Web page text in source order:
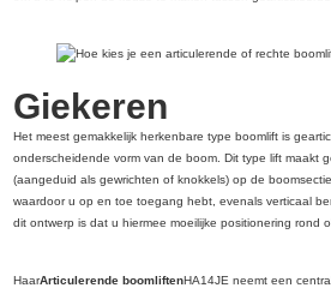
Giekeren
Het meest gemakkelijk herkenbare type boomlift is
onderscheidende vorm van de boom. Dit type lift maakt
(aangeduid als gewrichten of knokkels) op de
waardoor u op en toe toegang hebt, evenals verticaal
dit ontwerp is dat u hiermee moeilijke positionering rond
HaarArticulerende boomliftenHA14JE neemt een